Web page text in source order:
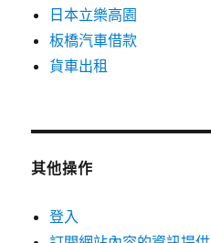
日本立樂高園
板橋汽車借款
貨車出租
其他操作
登入